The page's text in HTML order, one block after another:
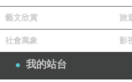
藝文欣賞 旅
社會萬象 影
我的站台